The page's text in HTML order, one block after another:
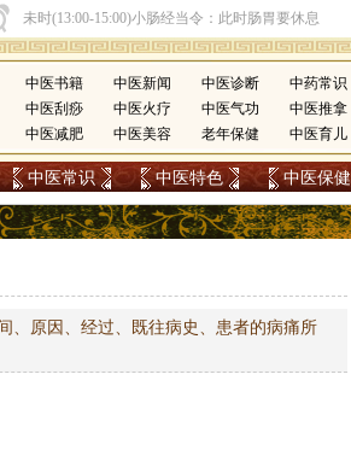
中医书籍 中医新闻 中医诊断 中药常识
中医刮痧 中医火疗 中医气功 中医推拿
中医减肥 中医美容 老年保健 中医育儿
中医常识 中医特色 中医保健
、原因、经过、既往病史、患者的病痛所